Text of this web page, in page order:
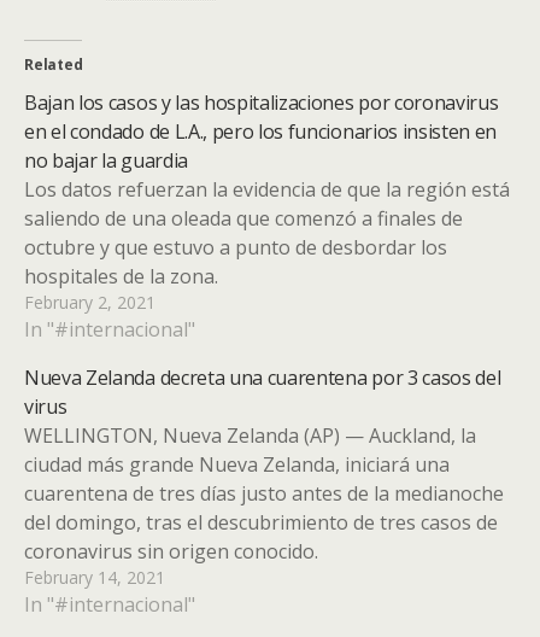
Related
Bajan los casos y las hospitalizaciones por coronavirus
en el condado de L.A., pero los funcionarios insisten en
no bajar la guardia
Los datos refuerzan la evidencia de que la región está
saliendo de una oleada que comenzó a finales de
octubre y que estuvo a punto de desbordar los
hospitales de la zona.
February 2, 2021
In "#internacional"
Nueva Zelanda decreta una cuarentena por 3 casos del
virus
WELLINGTON, Nueva Zelanda (AP) — Auckland, la
ciudad más grande Nueva Zelanda, iniciará una
cuarentena de tres días justo antes de la medianoche
del domingo, tras el descubrimiento de tres casos de
coronavirus sin origen conocido.
February 14, 2021
In "#internacional"